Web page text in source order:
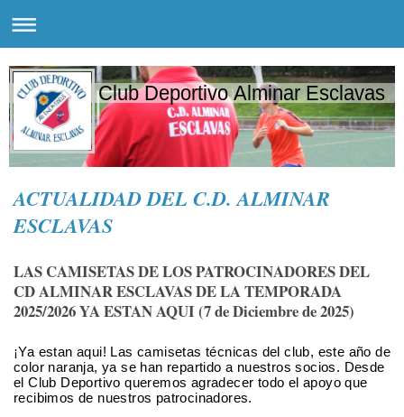
Club Deportivo Alminar Esclavas
ACTUALIDAD DEL C.D. ALMINAR
ESCLAVAS
LAS CAMISETAS DE LOS PATROCINADORES DEL
CD ALMINAR ESCLAVAS DE LA TEMPORADA
2025/2026 YA ESTAN AQUI (7 de Diciembre de 2025)
¡Ya estan aqui! Las camisetas técnicas del club, este año de
color naranja, ya se han repartido a nuestros socios. Desde
el Club Deportivo queremos agradecer todo el apoyo que
recibimos de nuestros patrocinadores.